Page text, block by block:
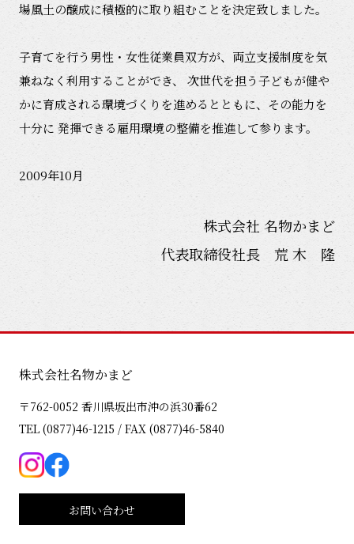
場風土の醸成に積極的に取り組むことを決定致しました。
子育てを行う男性・女性従業員双方が、両立支援制度を気
兼ねなく利用することができ、 次世代を担う子どもが健や
かに育成される環境づくりを進めるとともに、その能力を
十分に 発揮できる雇用環境の整備を推進して参ります。
2009年10月
株式会社 名物かまど
代表取締役社長 荒 木 隆
株式会社名物かまど
〒762-0052 香川県坂出市沖の浜30番62
TEL (0877)46-1215 / FAX (0877)46-5840
お問い合わせ